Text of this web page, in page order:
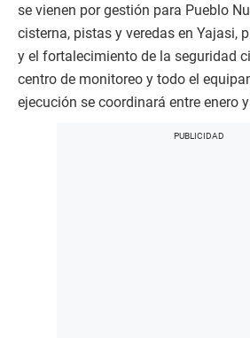
se vienen por gestión para Pueblo
cisterna, pistas y veredas en Yajasi,
y el fortalecimiento de la seguridad
centro de monitoreo y todo el
ejecución se coordinará entre enero